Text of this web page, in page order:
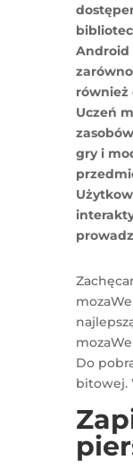
Android
również
Uczeń
gry i
Do
bitowej.